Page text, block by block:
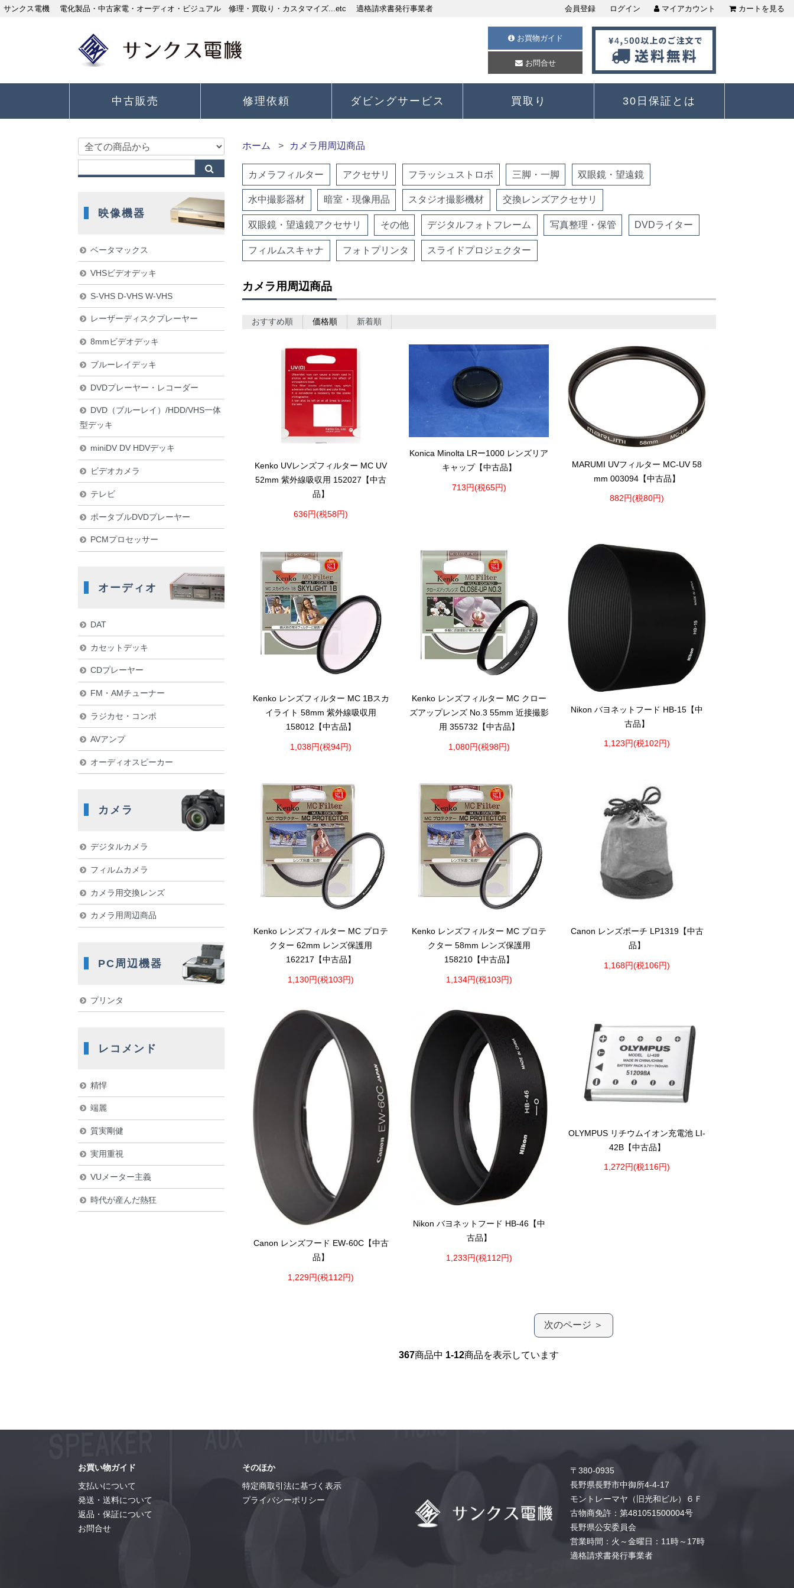
サンクス電機 電化製品・中古家電・オーディオ・ビジュアル 修理・買取り・カスタマイズ...etc 適格請求書発行事業者 会員登録 ログイン マイアカウント カートを見る
お買物ガイド
お問合せ
中古販売 修理依頼 ダビングサービス 買取り 30日保証とは
ホーム カメラ用周辺商品
カメラフィルター アクセサリ フラッシュストロボ 三脚・一脚 双眼鏡・望遠鏡
水中撮影器材 暗室・現像用品 スタジオ撮影機材 交換レンズアクセサリ
双眼鏡・望遠鏡アクセサリ その他 デジタルフォトフレーム 写真整理・保管 DVDライター
フィルムスキャナ フォトプリンタ スライドプロジェクター
カメラ用周辺商品
おすすめ順 価格順 新着順
Kenko UVレンズフィルター MC UV
52mm 紫外線吸収用 152027【中古
品】
636円(税58円)
Konica Minolta LRー1000 レンズリア
キャップ【中古品】
713円(税65円)
MARUMI UVフィルター MC-UV 58
mm 003094【中古品】
882円(税80円)
Kenko レンズフィルター MC 1Bスカ
イライト 58mm 紫外線吸収用
158012【中古品】
1,038円(税94円)
Kenko レンズフィルター MC クロー
ズアップレンズ No.3 55mm 近接撮影
用 355732【中古品】
1,080円(税98円)
Nikon バヨネットフード HB-15【中
古品】
1,123円(税102円)
Kenko レンズフィルター MC プロテ
クター 62mm レンズ保護用
162217【中古品】
1,130円(税103円)
Kenko レンズフィルター MC プロテ
クター 58mm レンズ保護用
158210【中古品】
1,134円(税103円)
Canon レンズポーチ LP1319【中古
品】
1,168円(税106円)
Canon レンズフード EW-60C【中古
品】
1,229円(税112円)
Nikon バヨネットフード HB-46【中
古品】
1,233円(税112円)
OLYMPUS リチウムイオン充電池 LI-
42B【中古品】
1,272円(税116円)
次のページ ＞
367商品中 1-12商品を表示しています
映像機器
ベータマックス
VHSビデオデッキ
S-VHS D-VHS W-VHS
レーザーディスクプレーヤー
8mmビデオデッキ
ブルーレイデッキ
DVDプレーヤー・レコーダー
DVD（ブルーレイ）/HDD/VHS一体
型デッキ
miniDV DV HDVデッキ
ビデオカメラ
テレビ
ポータブルDVDプレーヤー
PCMプロセッサー
オーディオ
DAT
カセットデッキ
CDプレーヤー
FM・AMチューナー
ラジカセ・コンポ
AVアンプ
オーディオスピーカー
カメラ
デジタルカメラ
フィルムカメラ
カメラ用交換レンズ
カメラ用周辺商品
PC周辺機器
プリンタ
レコメンド
精悍
端麗
質実剛健
実用重視
VUメーター主義
時代が産んだ熱狂
お買い物ガイド
支払いについて
発送・送料について
返品・保証について
お問合せ
そのほか
特定商取引法に基づく表示
プライバシーポリシー
〒380-0935
長野県長野市中御所4-4-17
モントレーマヤ（旧光和ビル）６Ｆ
古物商免許：第481051500004号
長野県公安委員会
営業時間：火～金曜日：11時～17時
適格請求書発行事業者